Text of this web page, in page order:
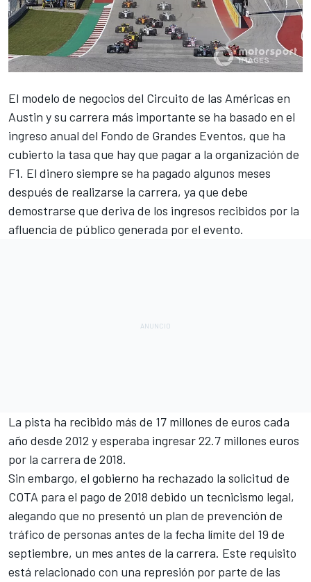
El modelo de negocios del Circuito de las Américas en
Austin y su carrera más importante se ha basado en el
ingreso anual del Fondo de Grandes Eventos, que ha
cubierto la tasa que hay que pagar a la organización de
F1. El dinero siempre se ha pagado algunos meses
después de realizarse la carrera, ya que debe
demostrarse que deriva de los ingresos recibidos por la
afluencia de público generada por el evento.
La pista ha recibido más de 17 millones de euros cada
año desde 2012 y esperaba ingresar 22.7 millones euros
por la carrera de 2018.
Sin embargo, el gobierno ha rechazado la solicitud de
COTA para el pago de 2018 debido un tecnicismo legal,
alegando que no presentó un plan de prevención de
tráfico de personas antes de la fecha límite del 19 de
septiembre, un mes antes de la carrera. Este requisito
está relacionado con una represión por parte de las